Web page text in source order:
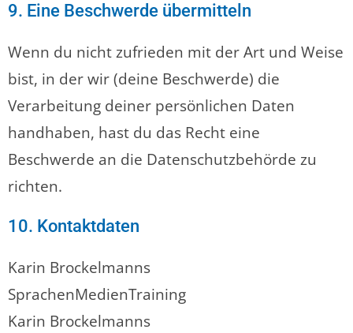
9. Eine Beschwerde übermitteln
Wenn du nicht zufrieden mit der Art und Weise
bist, in der wir (deine Beschwerde) die
Verarbeitung deiner persönlichen Daten
handhaben, hast du das Recht eine
Beschwerde an die Datenschutzbehörde zu
richten.
10. Kontaktdaten
Karin Brockelmanns
SprachenMedienTraining
Karin Brockelmanns